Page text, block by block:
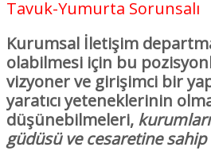
Tavuk-Yumurta Sorunsalı
Kurumsal İletişim
olabilmesi için bu
vizyoner ve girişimci bir
yaratıcı yeteneklerinin
düşünebilmeleri,
güdüsü ve cesaretine sahip